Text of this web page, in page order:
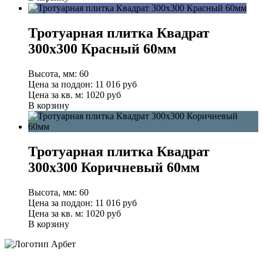
Тротуарная плитка Квадрат
300х300 Красный 60мм
Высота, мм: 60
Цена за поддон: 11 016 руб
Цена за кв. м: 1020 руб
В корзину
Тротуарная плитка Квадрат
300х300 Коричневый 60мм
Высота, мм: 60
Цена за поддон: 11 016 руб
Цена за кв. м: 1020 руб
В корзину